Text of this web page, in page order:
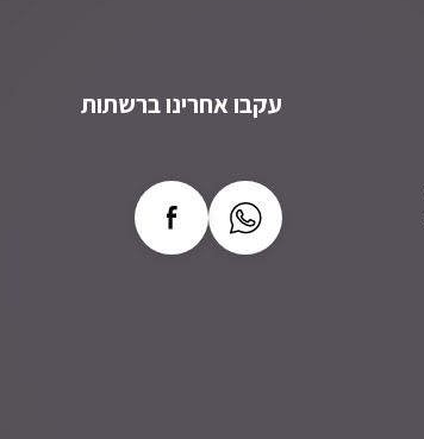
עקבו אחרינו ברשתות